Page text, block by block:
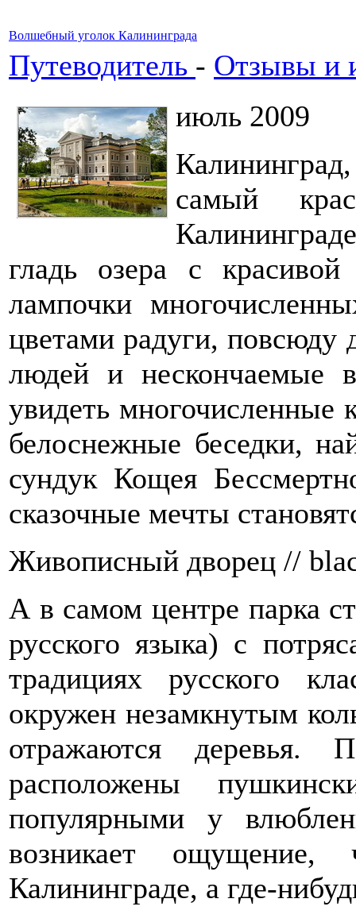
Волшебный уголок Калининграда
Путеводитель - Отзывы и
июль 2009
самый
гладь озера с
лампочки
цветами радуги, повсюду
людей и нескончаемые
увидеть многочисленные
белоснежные беседки,
сундук Кощея
сказочные мечты
Живописный дворец //
А в самом центре парка
русского языка) с
традициях русского
окружен незамкнутым
отражаются
расположены
популярными у
возникает
Калининграде, а где-